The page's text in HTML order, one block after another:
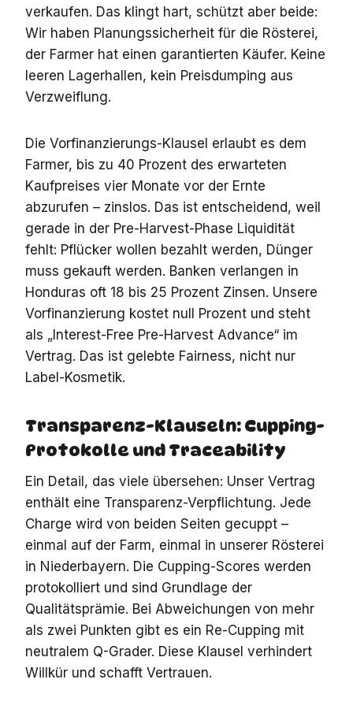
verkaufen. Das klingt hart, schützt aber beide:
Wir haben Planungssicherheit für die Rösterei,
der Farmer hat einen garantierten Käufer. Keine
leeren Lagerhallen, kein Preisdumping aus
Verzweiflung.
Die Vorfinanzierungs-Klausel erlaubt es dem
Farmer, bis zu 40 Prozent des erwarteten
Kaufpreises vier Monate vor der Ernte
abzurufen – zinslos. Das ist entscheidend, weil
gerade in der Pre-Harvest-Phase Liquidität
fehlt: Pflücker wollen bezahlt werden, Dünger
muss gekauft werden. Banken verlangen in
Honduras oft 18 bis 25 Prozent Zinsen. Unsere
Vorfinanzierung kostet null Prozent und steht
als „Interest-Free Pre-Harvest Advance“ im
Vertrag. Das ist gelebte Fairness, nicht nur
Label-Kosmetik.
Transparenz-Klauseln: Cupping-
Protokolle und Traceability
Ein Detail, das viele übersehen: Unser Vertrag
enthält eine Transparenz-Verpflichtung. Jede
Charge wird von beiden Seiten gecuppt –
einmal auf der Farm, einmal in unserer Rösterei
in Niederbayern. Die Cupping-Scores werden
protokolliert und sind Grundlage der
Qualitätsprämie. Bei Abweichungen von mehr
als zwei Punkten gibt es ein Re-Cupping mit
neutralem Q-Grader. Diese Klausel verhindert
Willkür und schafft Vertrauen.